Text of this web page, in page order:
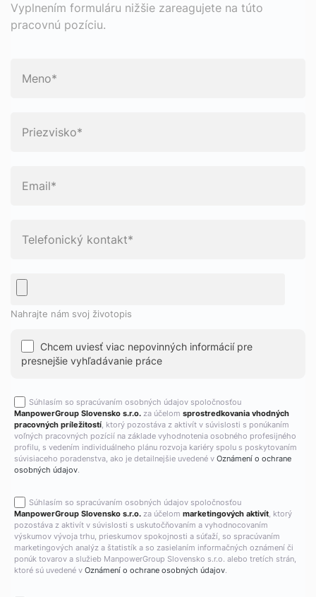
Vyplnením formuláru nižšie zareagujete na túto
pracovnú pozíciu.
Nahrajte nám svoj životopis
Chcem uviesť viac nepovinných informácií pre
presnejšie vyhľadávanie práce
Súhlasím so spracúvaním osobných údajov spoločnosťou
ManpowerGroup Slovensko s.r.o. za účelom sprostredkovania vhodných
pracovných príležitostí, ktorý pozostáva z aktivít v súvislosti s ponúkaním
voľných pracovných pozícií na základe vyhodnotenia osobného profesijného
profilu, s vedením individuálneho plánu rozvoja kariéry spolu s poskytovaním
súvisiaceho poradenstva, ako je detailnejšie uvedené v Oznámení o ochrane
osobných údajov.
Súhlasím so spracúvaním osobných údajov spoločnosťou
ManpowerGroup Slovensko s.r.o. za účelom marketingových aktivít, ktorý
pozostáva z aktivít v súvislosti s uskutočňovaním a vyhodnocovaním
výskumov vývoja trhu, prieskumov spokojnosti a súťaží, so spracúvaním
marketingových analýz a štatistík a so zasielaním informačných oznámení či
ponúk tovarov a služieb ManpowerGroup Slovensko s.r.o. alebo tretích strán,
ktoré sú uvedené v Oznámení o ochrane osobných údajov.